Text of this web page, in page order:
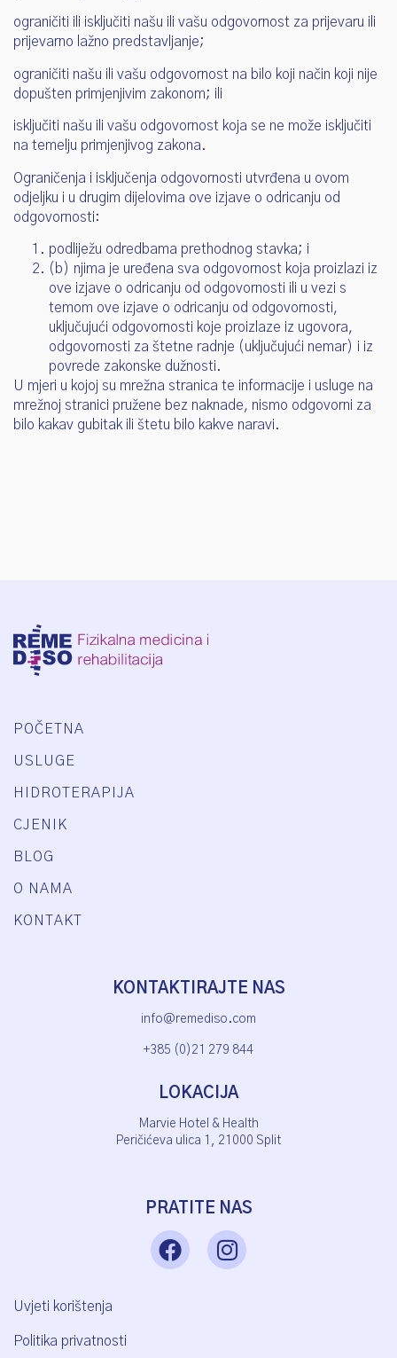
ograničiti ili isključiti našu ili vašu odgovornost za prijevaru ili
prijevarno lažno predstavljanje;
ograničiti našu ili vašu odgovornost na bilo koji način koji nije
dopušten primjenjivim zakonom; ili
isključiti našu ili vašu odgovornost koja se ne može isključiti
na temelju primjenjivog zakona.
Ograničenja i isključenja odgovornosti utvrđena u ovom
odjeljku i u drugim dijelovima ove izjave o odricanju od
odgovornosti:
podliježu odredbama prethodnog stavka; i
(b) njima je uređena sva odgovornost koja proizlazi iz
ove izjave o odricanju od odgovornosti ili u vezi s
temom ove izjave o odricanju od odgovornosti,
uključujući odgovornosti koje proizlaze iz ugovora,
odgovornosti za štetne radnje (uključujući nemar) i iz
povrede zakonske dužnosti.
U mjeri u kojoj su mrežna stranica te informacije i usluge na
mrežnoj stranici pružene bez naknade, nismo odgovorni za
bilo kakav gubitak ili štetu bilo kakve naravi.
POČETNA
USLUGE
HIDROTERAPIJA
CJENIK
BLOG
O NAMA
KONTAKT
KONTAKTIRAJTE NAS
info@remediso.com
+385 (0)21 279 844
LOKACIJA
Marvie Hotel & Health
Peričićeva ulica 1, 21000 Split
PRATITE NAS
Uvjeti korištenja
Politika privatnosti